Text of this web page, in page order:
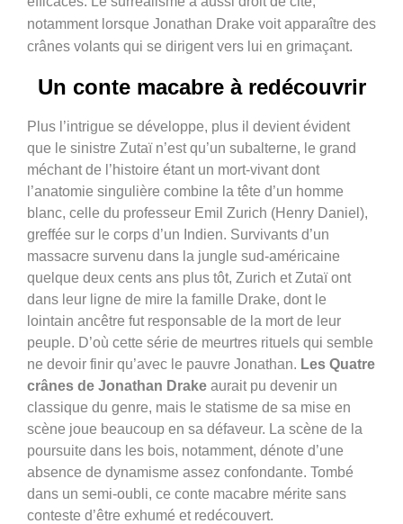
notamment lorsque Jonathan Drake voit apparaître des
crânes volants qui se dirigent vers lui en grimaçant.
Un conte macabre à redécouvrir
Plus l’intrigue se développe, plus il devient évident
que le sinistre Zutaï n’est qu’un subalterne, le grand
méchant de l’histoire étant un mort-vivant dont
l’anatomie singulière combine la tête d’un homme
blanc, celle du professeur Emil Zurich (Henry Daniel),
greffée sur le corps d’un Indien. Survivants d’un
massacre survenu dans la jungle sud-américaine
quelque deux cents ans plus tôt, Zurich et Zutaï ont
dans leur ligne de mire la famille Drake, dont le
lointain ancêtre fut responsable de la mort de leur
peuple. D’où cette série de meurtres rituels qui semble
ne devoir finir qu’avec le pauvre Jonathan. Les Quatre
crânes de Jonathan Drake aurait pu devenir un
classique du genre, mais le statisme de sa mise en
scène joue beaucoup en sa défaveur. La scène de la
poursuite dans les bois, notamment, dénote d’une
absence de dynamisme assez confondante. Tombé
dans un semi-oubli, ce conte macabre mérite sans
conteste d’être exhumé et redécouvert.